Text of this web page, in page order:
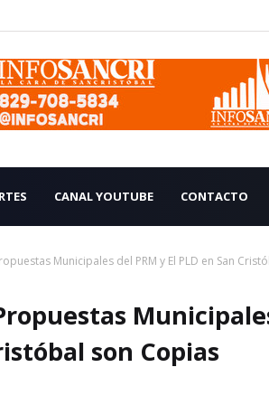
CANAL YOUTUBE CONTACTO
Municipales del PRM y El PLD en San
son Copias